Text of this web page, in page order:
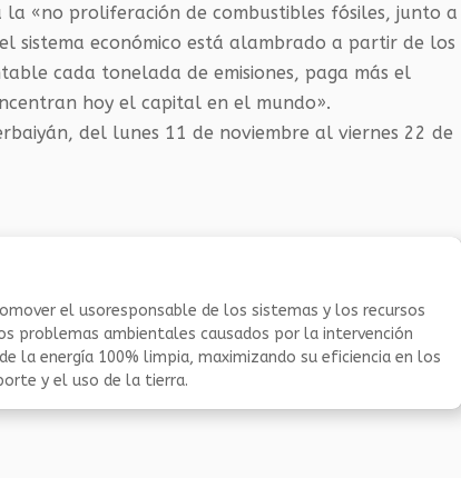
«no proliferación de combustibles fósiles, junto a
sistema económico está alambrado a partir de los
cada tonelada de emisiones, paga más el
hoy el capital en el mundo».
del lunes 11 de noviembre al viernes 22 de
el usoresponsable de los sistemas y los recursos
problemas ambientales causados por la intervención
la energía 100% limpia, maximizando su eficiencia en los
y el uso de la tierra.